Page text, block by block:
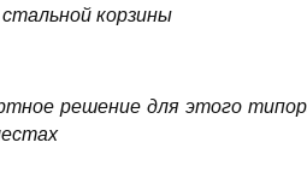
корзины
решение для этого